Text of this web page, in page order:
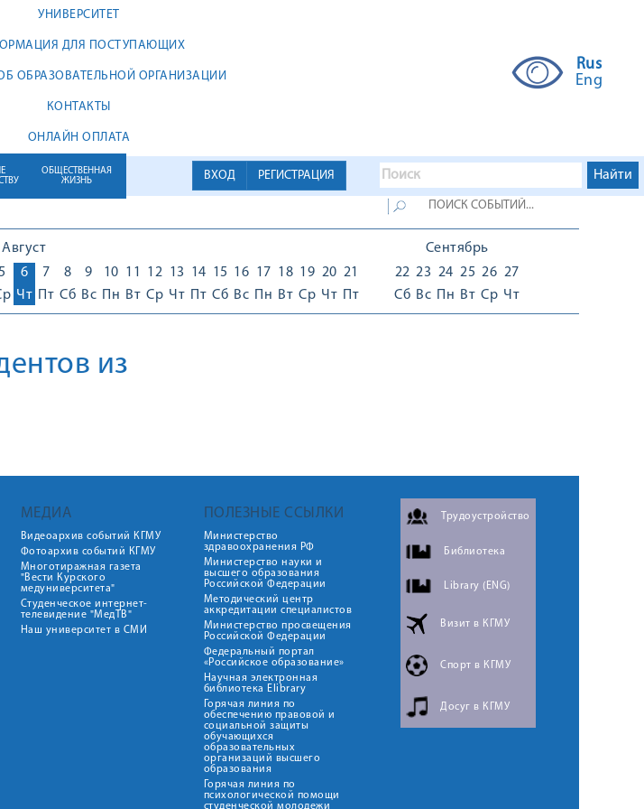
УНИВЕРСИТЕТ
ДЛЯ ПОСТУПАЮЩИХ
ОБРАЗОВАТЕЛЬНОЙ ОРГАНИЗАЦИИ
КОНТАКТЫ
ОНЛАЙН ОПЛАТА
Rus
Eng
ВХОД РЕГИСТРАЦИЯ
ОБЩЕСТВЕННАЯ
ЖИЗНЬ
Август
6
Чт
7
Пт
8
Сб
9
Вс
10
Пн
11
Вт
12
Ср
13
Чт
14
Пт
15
Сб
16
Вс
17
Пн
18
Вт
19
Ср
20
Чт
21
Пт
Сентябрь
22
Сб
23
Вс
24
Пн
25
Вт
26
Ср
27
Чт
из
МЕДИА
Видеоархив событий КГМУ
Фотоархив событий КГМУ
Многотиражная газета
"Вести Курского
медуниверситета"
Студенческое интернет-
телевидение "МедТВ"
Наш университет в СМИ
ПОЛЕЗНЫЕ ССЫЛКИ
Министерство
здравоохранения РФ
Министерство науки и
высшего образования
Российской Федерации
Методический центр
аккредитации специалистов
Министерство просвещения
Российской Федерации
Федеральный портал
«Российское образование»
Научная электронная
библиотека Elibrary
Горячая линия по
обеспечению правовой и
социальной защиты
обучающихся
образовательных
организаций высшего
образования
Горячая линия по
психологической помощи
студенческой молодежи
Трудоустройство
Библиотека
Library (ENG)
Визит в КГМУ
Спорт в КГМУ
Досуг в КГМУ